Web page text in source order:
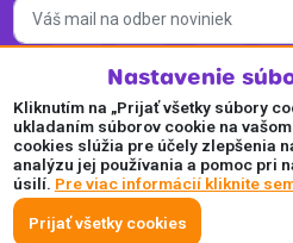
Súhlasím so spracovaním
newslettra na marketingové účely
Zásadami ochrany osobných
Akceptujeme
Plaťte pohodlne a bezpečne online.
Nastavenie
Kliknutím na „Prijať všetky súbory
ukladaním súborov cookie na
cookies slúžia pre účely zlepšenia
analýzu jej používania a pomoc pri
úsilí. Pre viac informácií kliknite
Prijať všetky cookies